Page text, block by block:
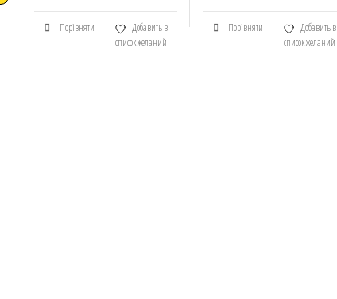
Порівняти
Добавить в
список желаний
Порівняти
Добавить в
список желаний